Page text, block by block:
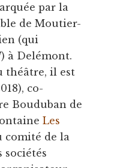
par la
de Moutier-
(qui
à Delémont.
théâtre, il est
co-
Bouduban de
Les
comité de la
sociétés